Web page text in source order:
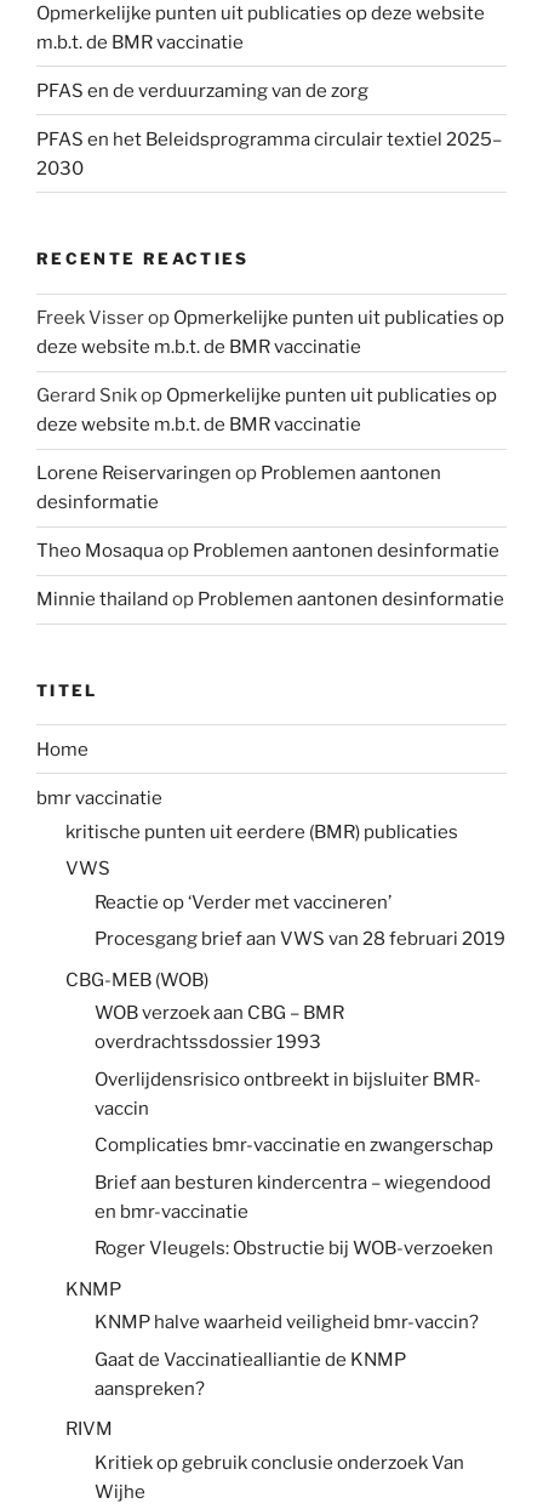
Opmerkelijke punten uit publicaties op deze website
m.b.t. de BMR vaccinatie
PFAS en de verduurzaming van de zorg
PFAS en het Beleidsprogramma circulair textiel 2025–
2030
RECENTE REACTIES
Freek Visserop Opmerkelijke punten uit publicaties op
deze website m.b.t. de BMR vaccinatie
Gerard Snikop Opmerkelijke punten uit publicaties op
deze website m.b.t. de BMR vaccinatie
Lorene Reiservaringen op Problemen aantonen
desinformatie
Theo Mosaquaop Problemen aantonen desinformatie
Minnie thailand op Problemen aantonen desinformatie
TITEL
Home
bmr vaccinatie
kritische punten uit eerdere (BMR) publicaties
VWS
Reactie op ‘Verder met vaccineren’
Procesgang brief aan VWS van 28 februari 2019
CBG-MEB (WOB)
WOB verzoek aan CBG – BMR
overdrachtssdossier 1993
Overlijdensrisico ontbreekt in bijsluiter BMR-
vaccin
Complicaties bmr-vaccinatie en zwangerschap
Brief aan besturen kindercentra – wiegendood
en bmr-vaccinatie
Roger Vleugels: Obstructie bij WOB-verzoeken
KNMP
KNMP halve waarheid veiligheid bmr-vaccin?
Gaat de Vaccinatiealliantie de KNMP
aanspreken?
RIVM
Kritiek op gebruik conclusie onderzoek Van
Wijhe